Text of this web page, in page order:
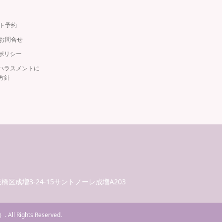
予約
問合せ
リシー
ラスメントに
針
区成増3-24-15サントノーレ成増A203
. All Rights Reserved.